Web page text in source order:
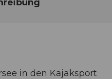
in den Kajaksport